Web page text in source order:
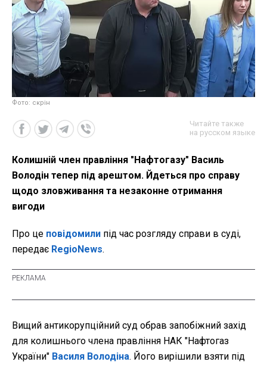
Фото: скрін
Читайте также
на русском языке
Колишній член правління "Нафтогазу" Василь
Володін тепер під арештом. Йдеться про справу
щодо зловживання та незаконне отримання
вигоди
Про це повідомили під час розгляду справи в суді,
передає RegioNews.
Вищий антикорупційний суд обрав запобіжний захід
для колишнього члена правління НАК "Нафтогаз
України" Василя Володіна. Його вирішили взяти під